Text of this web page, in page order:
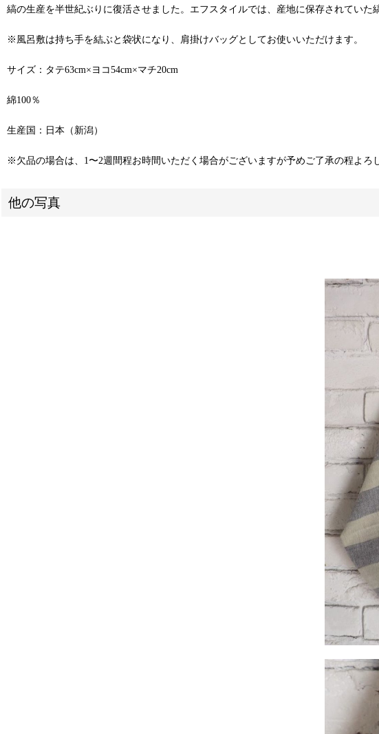
縞の生産を半世紀ぶりに復活させました。エフスタイルでは、産地に保存されてい
※風呂敷は持ち手を結ぶと袋状になり、肩掛けバッグとしてお使いいただけます。
サイズ：タテ63cm×ヨコ54cm×マチ20cm
綿100％
生産国：日本（新潟）
※欠品の場合は、1〜2週間程お時間いただく場合がございますが予めご了承の程よろ
他の写真